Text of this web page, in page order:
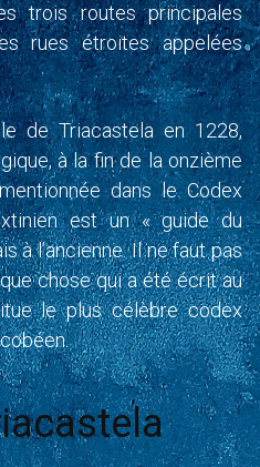
trois routes principales
rues étroites appelées
de Triacastela en 1228,
à la fin de la onzième
dans le Codex
est un « guide du
à l’ancienne. Il ne faut pas
chose qui a été écrit au
le plus célèbre codex